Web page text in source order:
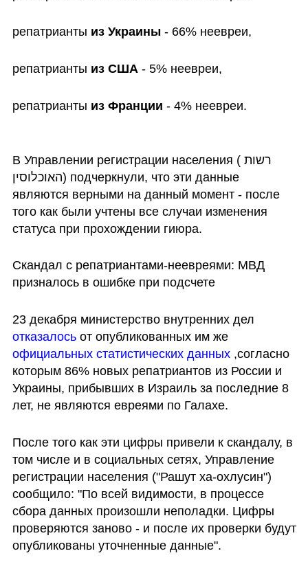
репатрианты из Украины - 66% неевреи,
репатрианты из США - 5% неевреи,
репатрианты из Франции - 4% неевреи.
В Управлении регистрации населения (רשות
האוכלוסין) подчеркнули, что эти данные
являются верными на данный момент - после
того как были учтены все случаи изменения
статуса при прохождении гиюра.
Скандал с репатриантами-неевреями: МВД
призналось в ошибке при подсчете
отказалось
от опубликованных им же
официальных статистических данных ,согласно
которым 86% новых репатриантов из России и
Украины, прибывших в Израиль за последние 8
лет, не являются евреями по Галахе.
После того как эти цифры привели к скандалу, в
том числе и в социальных сетях, Управление
регистрации населения ("Рашут ха-охлусин")
сообщило: "По всей видимости, в процессе
сбора данных произошли неполадки. Цифры
проверяются заново - и после их проверки будут
опубликованы уточненные данные".